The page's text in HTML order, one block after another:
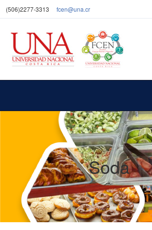
(506)2277-3313 fcen@una.cr
Soda